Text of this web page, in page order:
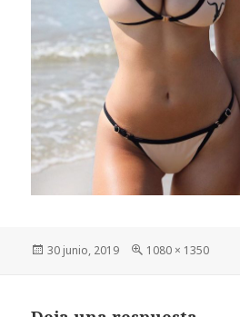
Publicado
30 junio, 2019
Tamaño
1080 × 1350